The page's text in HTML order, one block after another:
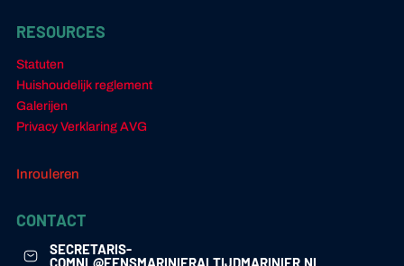
RESOURCES
Statuten
Huishoudelijk reglement
Galerijen
Privacy Verklaring AVG
Inrouleren
CONTACT
SECRETARIS-
COMNL@EENSMARINIERALTIJDMARINIER.NL